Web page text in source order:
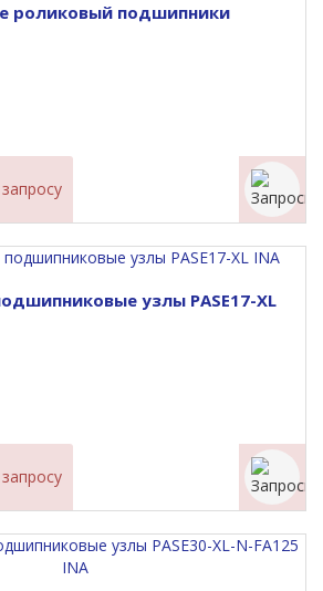
роликовый подшипники
узлы PASE17-XL